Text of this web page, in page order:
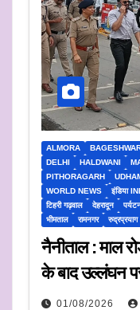
ALMORA
DELHI
HALDWANI
PITHORAGARH
WORLD NEWS
इंडिया
टिहरी गढ़वाल
देहरादून
भीमताल
रामनगर रुद्रप्रयाग
नैनीताल : माल
के बाद उल्लंघन पर
01/08/2026